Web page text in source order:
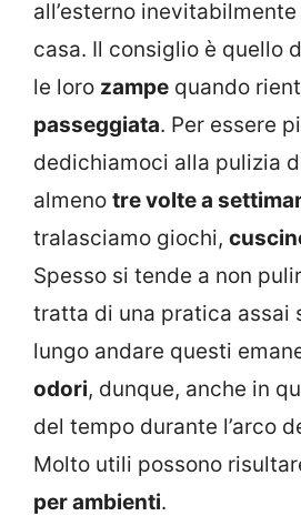
all’esterno
casa. Il consiglio è quello
le loro zampe quando
passeggiata. Per essere
dedichiamoci alla pulizia
almeno tre volte a
tralasciamo giochi,
Spesso si tende a non
tratta di una pratica assai
lungo andare questi
odori, dunque, anche in
del tempo durante l’arco
Molto utili possono
per ambienti.